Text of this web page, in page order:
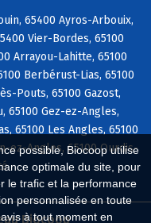
possible, Biocoop utilise
optimale du site, pour
le trafic et la performance
personnalisée en toute
à tout moment en
65400 Ayros-Arbouix,
Vier-Bordes, 65100
Arrayou-Lahitte, 65100
Berbérust-Lias, 65100
Pouts, 65100 Gazost,
65100 Gez-ez-Angles,
65100 Les Angles, 65100
ez-Angles, 65100 Ourdis-
Biocoop